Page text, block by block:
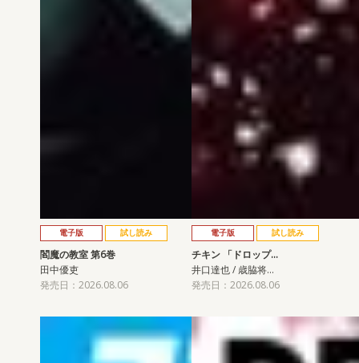
電子版 試し読み
閻魔の教室 第6巻
田中優吏
発売日：2026.08.06
電子版 試し読み
チキン 「ドロップ…
井口達也 / 歳脇将…
発売日：2026.08.06